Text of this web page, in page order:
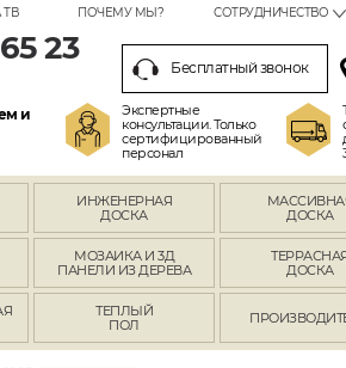
ПОЧЕМУ МЫ? СОТРУДНИЧЕСТВО
23
и
Бесплатный звонок
Экспертные
консультации. Только
сертифицированный
персонал
ИНЖЕНЕРНАЯ
ДОСКА
ДОСКА
МОЗАИКА И 3Д
ПАНЕЛИ ИЗ ДЕРЕВА
ДОСКА
ТЕПЛЫЙ
ПОЛ